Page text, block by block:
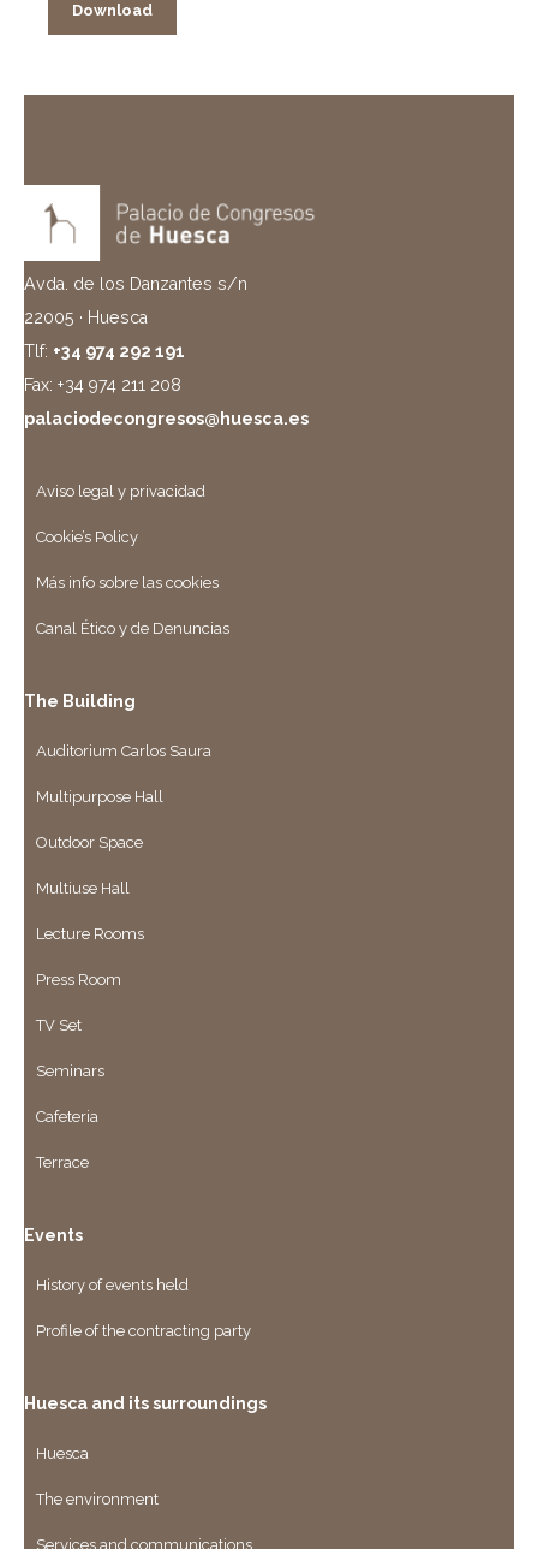
Download
Avda. de los Danzantes s/n
22005 · Huesca
Tlf: +34 974 292 191
Fax: +34 974 211 208
palaciodecongresos@huesca.es
Aviso legal y privacidad
Cookie’s Policy
Más info sobre las cookies
Canal Ético y de Denuncias
The Building
Auditorium Carlos Saura
Multipurpose Hall
Outdoor Space
Multiuse Hall
Lecture Rooms
Press Room
TV Set
Seminars
Cafeteria
Terrace
Events
History of events held
Profile of the contracting party
Huesca and its surroundings
Huesca
The environment
Services and communications